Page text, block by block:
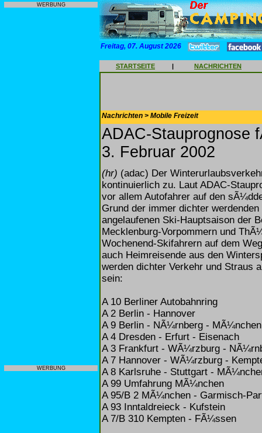
WERBUNG
WERBUNG
Freitag, 07. August 2026
STARTSEITE | NACHRICHTEN
Nachrichten > Mobile Freizeit
ADAC-Stauprognose
3. Februar 2002
(hr) (adac) Der
kontinuierlich zu. Laut ADAC-
vor allem Autofahrer auf den
Grund der immer dichter
angelaufenen Ski-Hauptsaison der
Mecklenburg-Vorpommern und
Wochenend-Skifahrern auf dem
auch Heimreisende aus den
werden dichter Verkehr und Straus
sein:
A 10 Berliner Autobahnring
A 2 Berlin - Hannover
A 9 Berlin - NÃ¼rnberg - MÃ¼nchen
A 4 Dresden - Erfurt - Eisenach
A 3 Frankfurt - WÃ¼rzburg -
A 7 Hannover - WÃ¼rzburg -
A 8 Karlsruhe - Stuttgart -
A 99 Umfahrung MÃ¼nchen
A 95/B 2 MÃ¼nchen - Garmisch-
A 93 Inntaldreieck - Kufstein
A 7/B 310 Kempten - FÃ¼ssen